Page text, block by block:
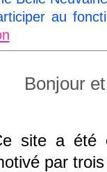
au
Bonjour
site a été
par